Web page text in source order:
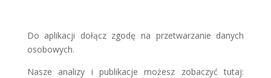
Do aplikacji dołącz zgodę na przetwarzanie danych
osobowych.
Nasze analizy i publikacje możesz zobaczyć tutaj: